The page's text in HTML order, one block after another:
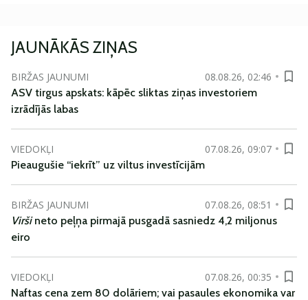
JAUNĀKĀS ZIŅAS
BIRŽAS JAUNUMI
08.08.26, 02:46
ASV tirgus apskats: kāpēc sliktas ziņas investoriem
izrādījās labas
VIEDOKĻI
07.08.26, 09:07
Pieaugušie “iekrīt” uz viltus investīcijām
BIRŽAS JAUNUMI
07.08.26, 08:51
Viršineto peļņa pirmajā pusgadā sasniedz 4,2 miljonus
eiro
VIEDOKĻI
07.08.26, 00:35
Naftas cena zem 80 dolāriem; vai pasaules ekonomika var